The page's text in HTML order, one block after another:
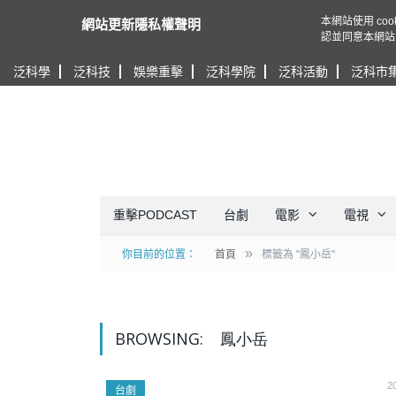
泛科學 泛科技 娛樂重擊 泛科學院 泛科活動 泛科市
重擊PODCAST 台劇 電影 電視
你目前的位置： 首頁 » 標籤為 "鳳小岳"
BROWSING: 鳳小岳
台劇
網站更新隱私權聲明
本網站使用
認並同意本網